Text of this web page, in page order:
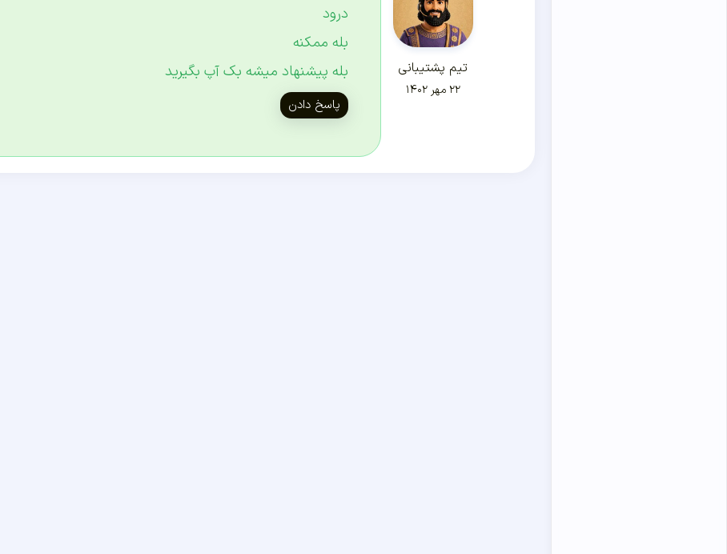
تیم پشتیبانی
۲۲ مهر ۱۴۰۲
درود
بله ممکنه
بله پیشنهاد میشه بک آپ بگیرید
پاسخ دادن